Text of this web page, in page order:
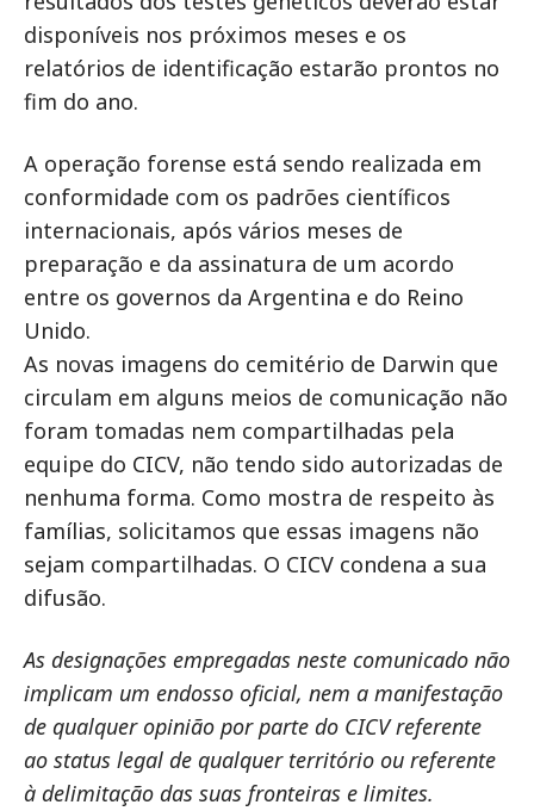
disponíveis nos próximos meses e os
relatórios de identificação estarão prontos no
fim do ano.
A operação forense está sendo realizada em
conformidade com os padrões científicos
internacionais, após vários meses de
preparação e da assinatura de um acordo
entre os governos da Argentina e do Reino
Unido.
As novas imagens do cemitério de Darwin que
circulam em alguns meios de comunicação não
foram tomadas nem compartilhadas pela
equipe do CICV, não tendo sido autorizadas de
nenhuma forma. Como mostra de respeito às
famílias, solicitamos que essas imagens não
sejam compartilhadas. O CICV condena a sua
difusão.
As designações empregadas neste comunicado não
implicam um endosso oficial, nem a manifestação
de qualquer opinião por parte do CICV referente
ao status legal de qualquer território ou referente
à delimitação das suas fronteiras e limites.